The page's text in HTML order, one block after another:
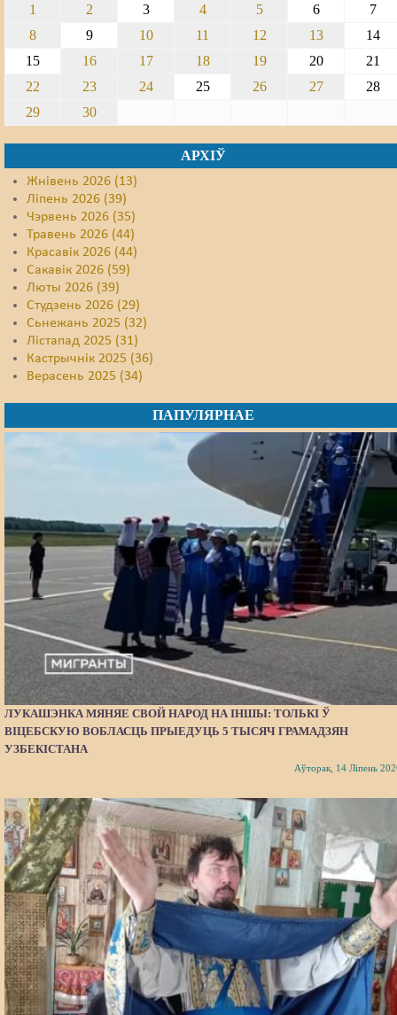
1 2 3 4 5 6
7
8
9 10 11 12 13
14
15
16 17 18 19 20
21
22
23 24 25 26 27
28
29
30
АРХІЎ
Жнівень 2026 (13)
Ліпень 2026 (39)
Чэрвень 2026 (35)
Травень 2026 (44)
Красавік 2026 (44)
Сакавік 2026 (59)
Люты 2026 (39)
Студзень 2026 (29)
Сьнежань 2025 (32)
Лістапад 2025 (31)
Кастрычнік 2025 (36)
Верасень 2025 (34)
ПАПУЛЯРНАЕ
ЛУКАШЭНКА МЯНЯЕ СВОЙ НАРОД НА ІНШЫ: ТОЛЬКІ Ў
ВІЦЕБСКУЮ ВОБЛАСЦЬ ПРЫЕДУЦЬ 5 ТЫСЯЧ ГРАМАДЗЯН
УЗБЕКІСТАНА
Аўторак, 14 Ліпень